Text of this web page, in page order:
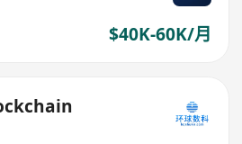
$40K-60K/月